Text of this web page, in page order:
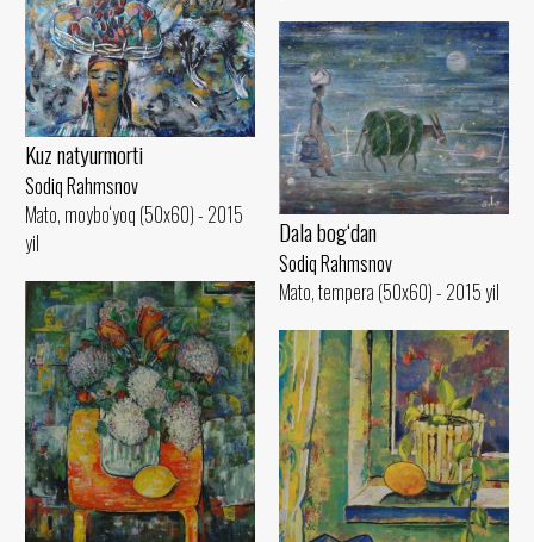
Kuz natyurmorti
Sodiq Rahmsnov
Mato, moybo‘yoq (50x60) - 2015
yil
Dala bog‘dan
Sodiq Rahmsnov
Mato, tempera (50x60) - 2015 yil